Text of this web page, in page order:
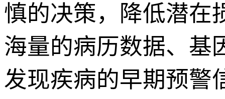
慎的决策，降低潜在
海量的病历数据、基
发现疾病的早期预警